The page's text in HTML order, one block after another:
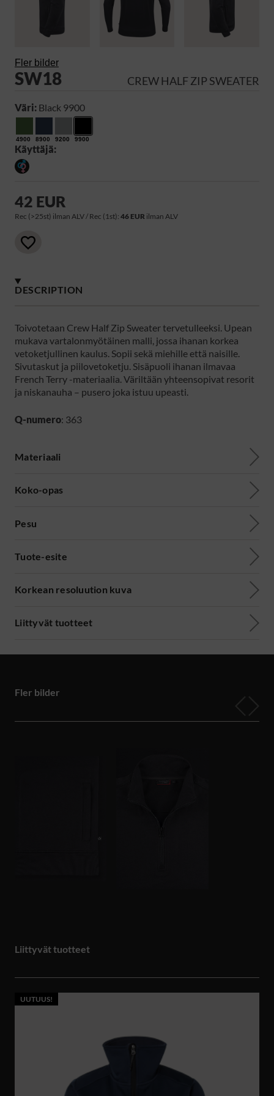
Fler bilder
SW18 CREW HALF ZIP SWEATER
Väri: Black 9900
4900 8900 9200 9900
Käyttäjä:
42 EUR
Rec (>25st) ilman ALV / Rec (1st): 46 EUR ilman ALV
DESCRIPTION
Toivotetaan Crew Half Zip Sweater tervetulleeksi. Upean
mukava vartalonmyötäinen malli, jossa ihanan korkea
vetoketjullinen kaulus. Sopii sekä miehille että naisille.
Sivutaskut ja piilovetoketju. Sisäpuoli ihanan ilmavaa
French Terry -materiaalia. Väriltään yhteensopivat resorit
ja niskanauha – pusero joka istuu upeasti.
Q-numero: 363
Materiaali
Koko-opas
Pesu
Tuote-esite
Korkean resoluution kuva
Liittyvät tuotteet
Fler bilder
Liittyvät tuotteet
UUTUUS!